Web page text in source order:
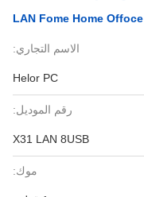
LAN Fome Home Offoce
الاسم التجاري:
Helor PC
رقم الموديل:
X31 LAN 8USB
موك: